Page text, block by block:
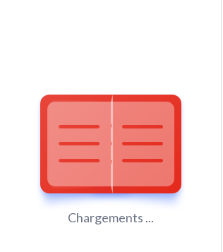
Chargements ...